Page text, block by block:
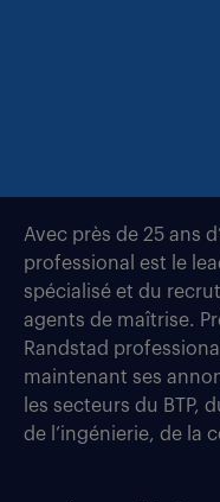
Avec près de 25 ans
professional est le
spécialisé et du
agents de maîtrise.
Randstad
maintenant ses
les secteurs du BTP,
de l’ingénierie, de la